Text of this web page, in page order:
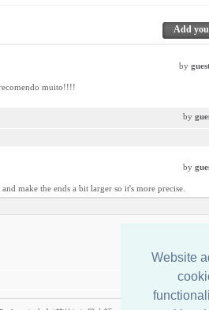
Website
Add
by
muito!!!!
by
by
make the ends a bit larger so it's more precise.